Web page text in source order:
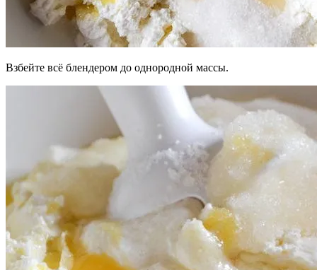
Взбейте всё блендером до однородной массы.